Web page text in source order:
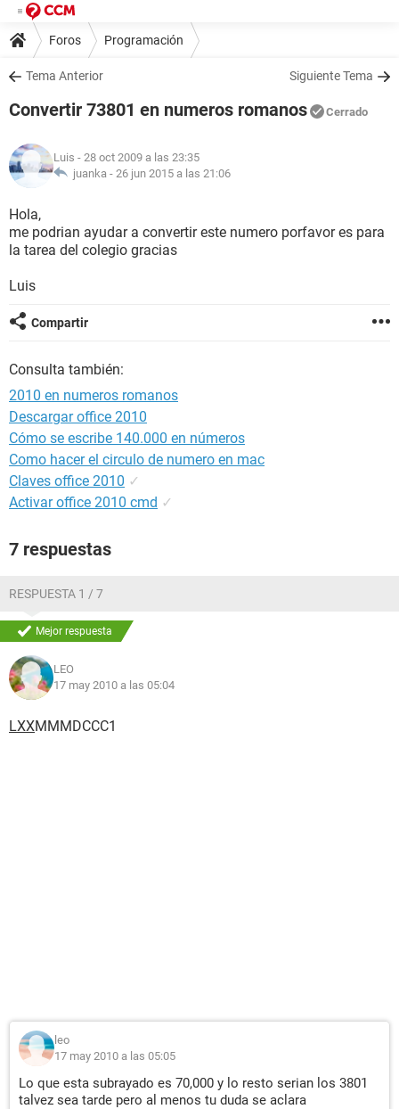
Foros Programación
Tema Anterior Siguiente Tema
Convertir 73801 en numeros romanos Cerrado
Luis - 28 oct 2009 a las 23:35
juanka - 26 jun 2015 a las 21:06
Hola,
me podrian ayudar a convertir este numero porfavor es para
la tarea del colegio gracias
Luis
Compartir
Consulta también:
2010 en numeros romanos
Descargar office 2010
Cómo se escribe 140.000 en números
Como hacer el circulo de numero en mac
Claves office 2010 ✓
Activar office 2010 cmd ✓
7 respuestas
RESPUESTA 1 / 7
Mejor respuesta
LEO
17 may 2010 a las 05:04
LXXMMMDCCC1
leo
17 may 2010 a las 05:05
Lo que esta subrayado es 70,000 y lo resto serian los 3801
talvez sea tarde pero al menos tu duda se aclara